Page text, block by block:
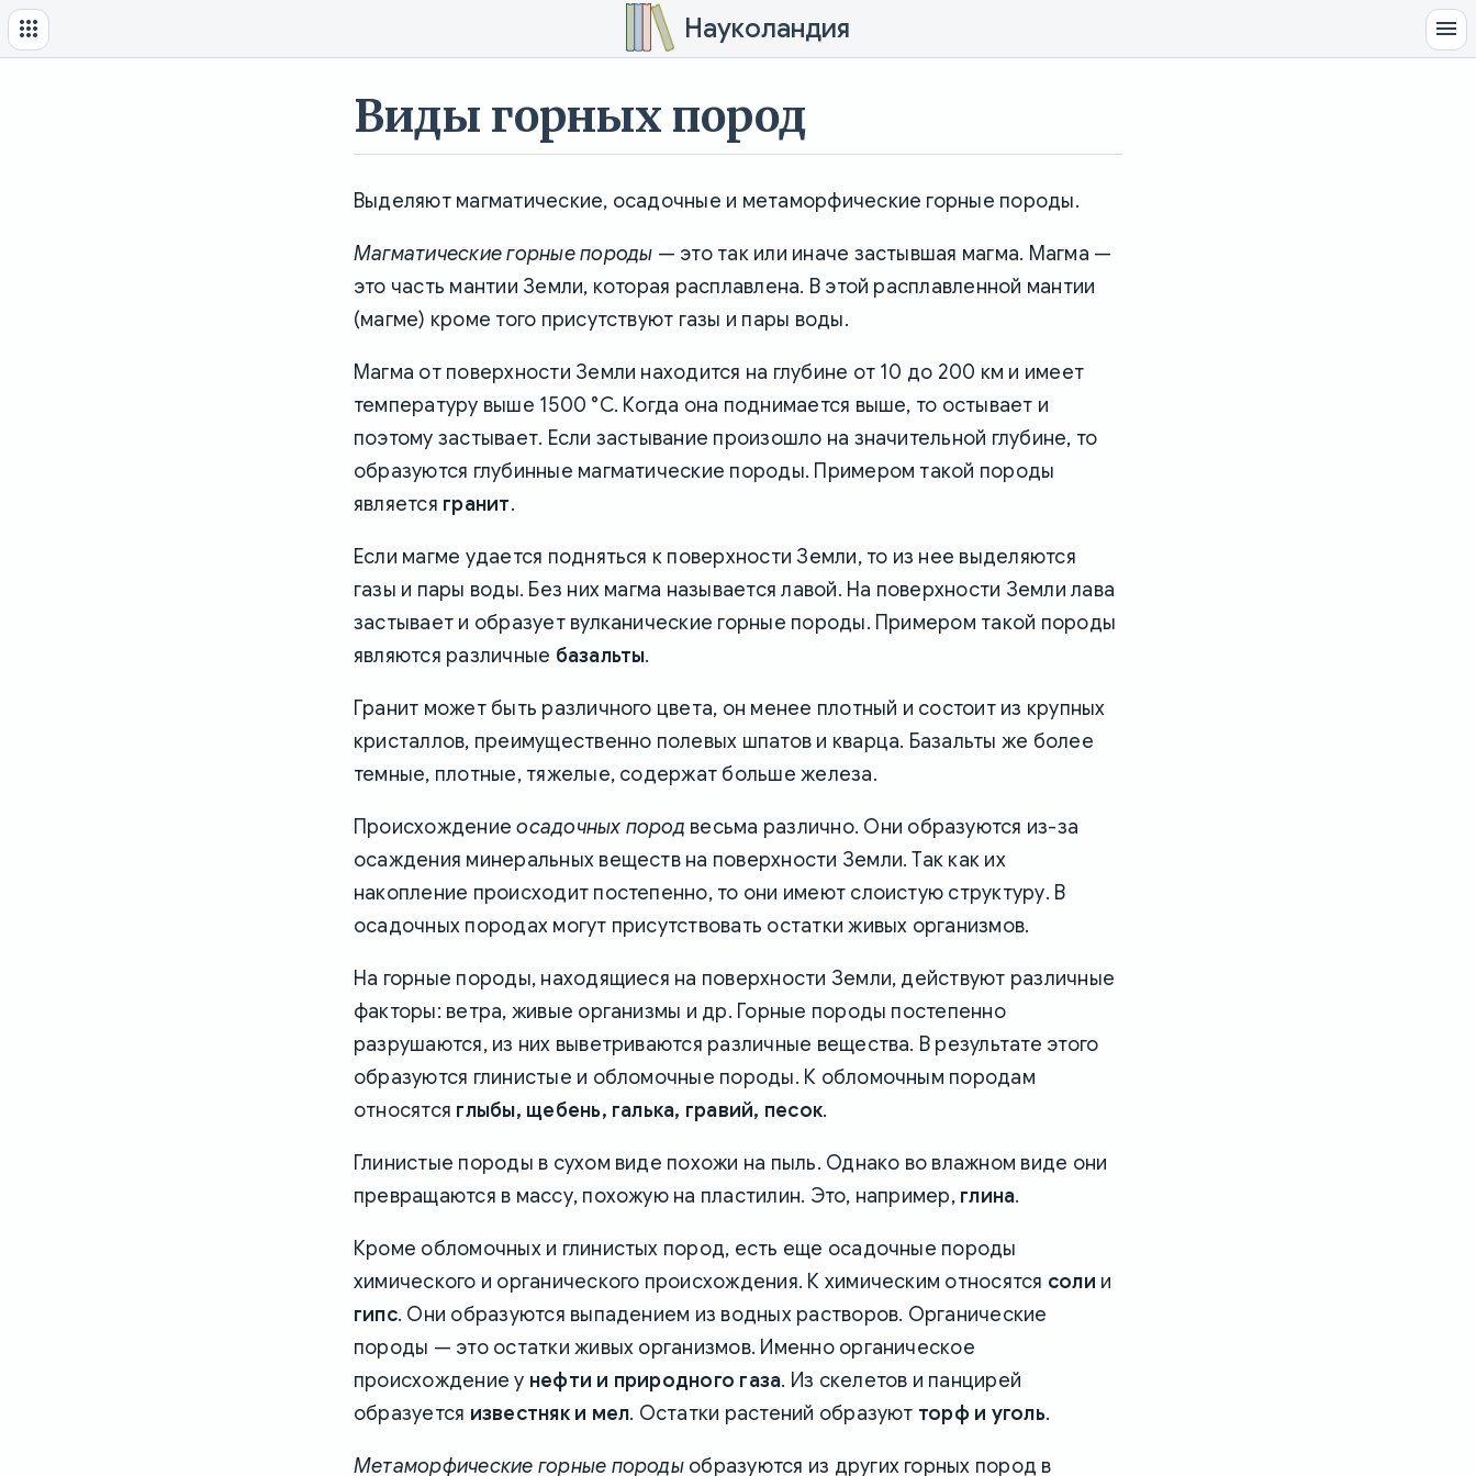
Науколандия
Виды горных пород
Выделяют магматические, осадочные и метаморфические горные породы.
Магматические горные породы — это так или иначе застывшая магма. Магма —
это часть мантии Земли, которая расплавлена. В этой расплавленной мантии
(магме) кроме того присутствуют газы и пары воды.
Магма от поверхности Земли находится на глубине от 10 до 200 км и имеет
температуру выше 1500 °C. Когда она поднимается выше, то остывает и
поэтому застывает. Если застывание произошло на значительной глубине, то
образуются глубинные магматические породы. Примером такой породы
является гранит.
Если магме удается подняться к поверхности Земли, то из нее выделяются
газы и пары воды. Без них магма называется лавой. На поверхности Земли лава
застывает и образует вулканические горные породы. Примером такой породы
являются различные базальты.
Гранит может быть различного цвета, он менее плотный и состоит из крупных
кристаллов, преимущественно полевых шпатов и кварца. Базальты же более
темные, плотные, тяжелые, содержат больше железа.
Происхождениеосадочных пород весьма различно. Они образуются из-за
осаждения минеральных веществ на поверхности Земли. Так как их
накопление происходит постепенно, то они имеют слоистую структуру. В
осадочных породах могут присутствовать остатки живых организмов.
На горные породы, находящиеся на поверхности Земли, действуют различные
факторы: ветра, живые организмы и др. Горные породы постепенно
разрушаются, из них выветриваются различные вещества. В результате этого
образуются глинистые и обломочные породы. К обломочным породам
относятся глыбы, щебень, галька, гравий, песок.
Глинистые породы в сухом виде похожи на пыль. Однако во влажном виде они
превращаются в массу, похожую на пластилин. Это, например, глина.
Кроме обломочных и глинистых пород, есть еще осадочные породы
химического и органического происхождения. К химическим относятся соли и
гипс. Они образуются выпадением из водных растворов. Органические
породы — это остатки живых организмов. Именно органическое
происхождение у нефти и природного газа. Из скелетов и панцирей
образуется известняк и мел. Остатки растений образуют торф и уголь.
Метаморфические горные породыобразуются из других горных пород в